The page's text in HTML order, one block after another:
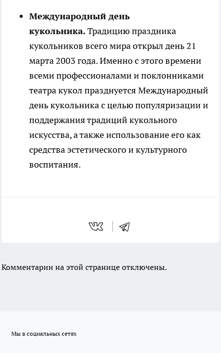
Международный день
кукольника.Традицию праздника
кукольников всего мира открыл день 21
марта 2003 года. Именно с этого времени
всеми профессионалами и поклонниками
театра кукол празднуется Международный
день кукольника с целью популяризации и
поддержания традиций кукольного
искусства, а также использование его как
средства эстетического и культурного
воспитания.
Комментарии на этой странице отключены.
Мы в социальных сетях